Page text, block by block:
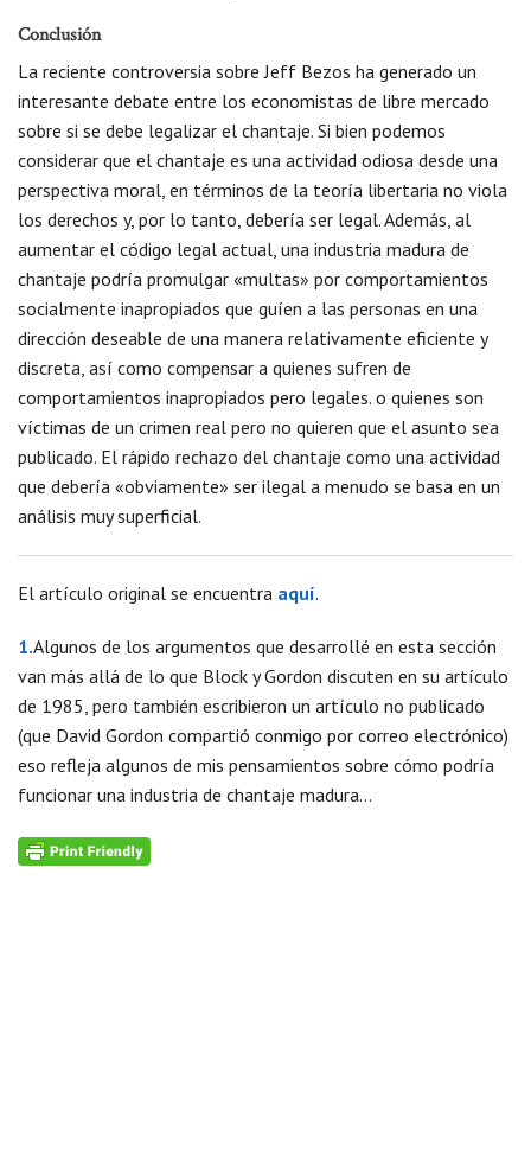
Conclusión
La reciente controversia sobre Jeff Bezos ha generado un
interesante debate entre los economistas de libre mercado
sobre si se debe legalizar el chantaje. Si bien podemos
considerar que el chantaje es una actividad odiosa desde una
perspectiva moral, en términos de la teoría libertaria no viola
los derechos y, por lo tanto, debería ser legal. Además, al
aumentar el código legal actual, una industria madura de
chantaje podría promulgar «multas» por comportamientos
socialmente inapropiados que guíen a las personas en una
dirección deseable de una manera relativamente eficiente y
discreta, así como compensar a quienes sufren de
comportamientos inapropiados pero legales. o quienes son
víctimas de un crimen real pero no quieren que el asunto sea
publicado. El rápido rechazo del chantaje como una actividad
que debería «obviamente» ser ilegal a menudo se basa en un
análisis muy superficial.
El artículo original se encuentra aquí.
1.Algunos de los argumentos que desarrollé en esta sección
van más allá de lo que Block y Gordon discuten en su artículo
de 1985, pero también escribieron un artículo no publicado
(que David Gordon compartió conmigo por correo electrónico)
eso refleja algunos de mis pensamientos sobre cómo podría
funcionar una industria de chantaje madura…